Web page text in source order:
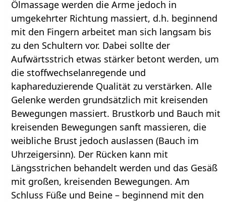
Ölmassage werden die Arme jedoch in
umgekehrter Richtung massiert, d.h. beginnend
mit den Fingern arbeitet man sich langsam bis
zu den Schultern vor. Dabei sollte der
Aufwärtsstrich etwas stärker betont werden, um
die stoffwechselanregende und
kaphareduzierende Qualität zu verstärken. Alle
Gelenke werden grundsätzlich mit kreisenden
Bewegungen massiert. Brustkorb und Bauch mit
kreisenden Bewegungen sanft massieren, die
weibliche Brust jedoch auslassen (Bauch im
Uhrzeigersinn). Der Rücken kann mit
Längsstrichen behandelt werden und das Gesäß
mit großen, kreisenden Bewegungen. Am
Schluss Füße und Beine – beginnend mit den